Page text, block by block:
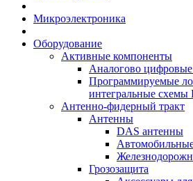
Микроэлектроника
Оборудование
Активные компоненты
Аналогово цифровые
Программируемые
интегральные схемы
Антенно-фидерный тракт
Антенны
DAS антенны
Грозозащита